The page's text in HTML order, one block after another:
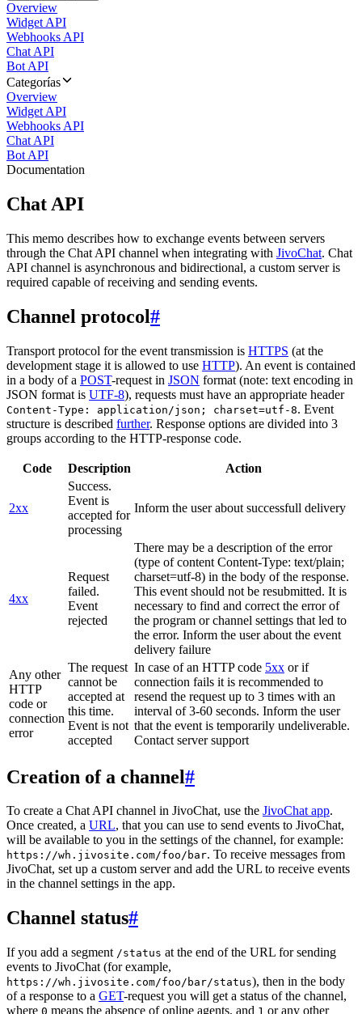
Overview
Widget API
Webhooks API
Chat API
Bot API
Categorías
Overview
Widget API
Webhooks API
Chat API
Bot API
Documentation
Chat API
This memo describes how to exchange events between servers
through the Chat API channel when integrating with JivoChat. Chat
API channel is asynchronous and bidirectional, a custom server is
required capable of receiving and sending events.
Channel protocol#
Transport protocol for the event transmission is HTTPS (at the
development stage it is allowed to use HTTP). An event is contained
in a body of a POST-request in JSON format (note: text encoding in
JSON format is UTF-8), requests must have an appropriate header
Content-Type: application/json; charset=utf-8. Event
structure is described further. Response options are divided into 3
groups according to the HTTP-response code.
Code Description Action
2xx
Success.
Event is
accepted for
processing
Inform the user about successfull delivery
4xx
Request
failed.
Event
rejected
There may be a description of the error
(type of content Content-Type: text/plain;
charset=utf-8) in the body of the response.
This event should not be resubmitted. It is
necessary to find and correct the error of
the program or channel settings that led to
the error. Inform the user about the event
delivery failure
Any other
HTTP
code or
connection
error
The request
cannot be
accepted at
this time.
Event is not
accepted
In case of an HTTP code 5xx or if
connection fails it is recommended to
resend the request up to 3 times with an
interval of 3-60 seconds. Inform the user
that the event is temporarily undeliverable.
Contact server support
Creation of a channel#
To create a Chat API channel in JivoChat, use the JivoChat app.
Once created, a URL, that you can use to send events to JivoChat,
will be available to you in the settings of the channel, for example:
https://wh.jivosite.com/foo/bar. To receive messages from
JivoChat, set up a custom server and add the URL to receive events
in the channel settings in the app.
Channel status#
If you add a segment /status at the end of the URL for sending
events to JivoChat (for example,
https://wh.jivosite.com/foo/bar/status), then in the body
of a response to a GET-request you will get a status of the channel,
where 0 means the absence of online agents, and 1 or any other